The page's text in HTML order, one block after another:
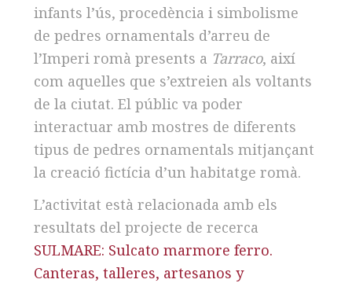
infants l’ús, procedència i simbolisme
de pedres ornamentals d’arreu de
l’Imperi romà presents a Tarraco, així
com aquelles que s’extreien als voltants
de la ciutat. El públic va poder
interactuar amb mostres de diferents
tipus de pedres ornamentals mitjançant
la creació fictícia d’un habitatge romà.
L’activitat està relacionada amb els
resultats del projecte de recerca
SULMARE: Sulcato marmore ferro.
Canteras, talleres, artesanos y